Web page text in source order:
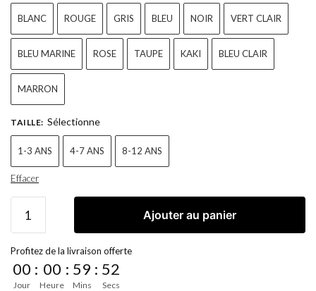
BLANC ROUGE GRIS BLEU NOIR VERT CLAIR
BLEU MARINE ROSE TAUPE KAKI BLEU CLAIR
MARRON
TAILLE: Sélectionne
1-3 ANS 4-7 ANS 8-12 ANS
Effacer
Ajouter au panier
Profitez de la livraison offerte
00
Jour
: 00
Heure
: 59
Mins
: 51
Secs